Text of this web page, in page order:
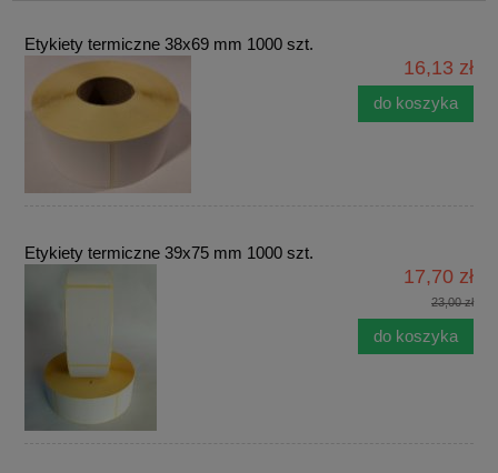
Etykiety termiczne 38x69 mm 1000 szt.
16,13 zł
do koszyka
Etykiety termiczne 39x75 mm 1000 szt.
17,70 zł
23,00 zł
do koszyka